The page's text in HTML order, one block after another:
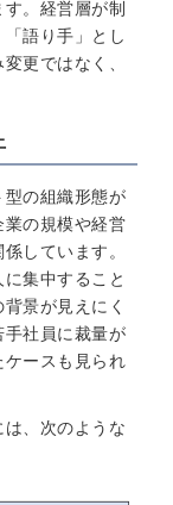
。経営層が制
語り手」とし
更ではなく、
の組織形態が
の規模や経営
しています。
集中すること
景が見えにく
手社員に裁量が
ースも見られ
、次のような